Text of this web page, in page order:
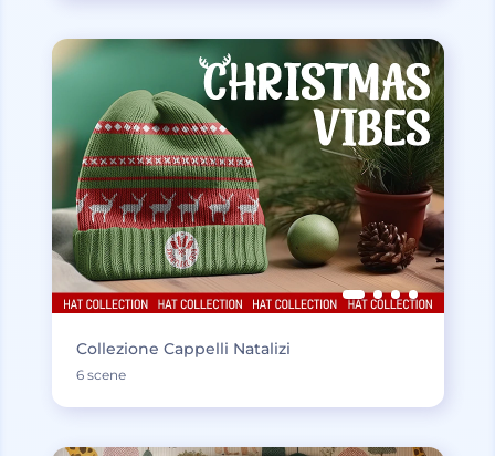
Collezione Cappelli Natalizi
6 scene